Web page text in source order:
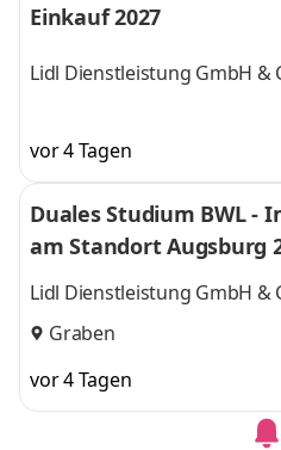
Einkauf 2027
Lidl Dienstleistung GmbH &
vor 4 Tagen
Duales Studium BWL -
am Standort Augsburg
Lidl Dienstleistung GmbH &
Graben
vor 4 Tagen